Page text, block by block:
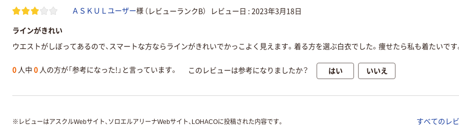
ＡＳＫＵＬユーザー様 （レビューランクB） レビュー日 : 2023年3月18日
ラインがきれい
ウエストがしぼってあるので、スマートな方ならラインがきれいでかっこよく見えます。着る方を選ぶ白衣でした。痩せたら私も着たいです
0 人中 0 人の方が「参考になった!」と言っています。 このレビューは参考になりましたか？ はい いいえ
※ レビューはアスクルWebサイト、ソロエルアリーナWebサイト、LOHACOに投稿された内容です。 すべてのレ